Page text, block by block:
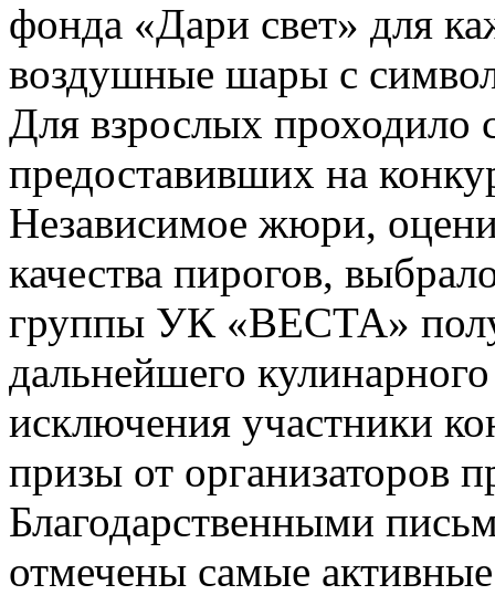
фонда «Дари свет» для
воздушные шары с
Для взрослых проходило
предоставивших на
Независимое жюри,
качества пирогов,
группы УК «ВЕСТА»
дальнейшего
исключения участники
призы от организаторов
Благодарственными
отмечены самые